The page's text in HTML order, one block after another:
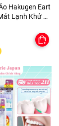
Hakugen Eart
Lạnh Khử M